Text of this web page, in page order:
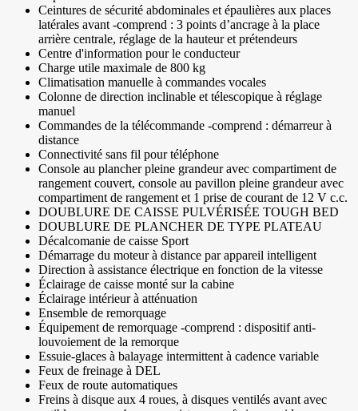
Ceintures de sécurité abdominales et épaulières aux places
latérales avant -comprend : 3 points d’ancrage à la place
arrière centrale, réglage de la hauteur et prétendeurs
Centre d'information pour le conducteur
Charge utile maximale de 800 kg
Climatisation manuelle à commandes vocales
Colonne de direction inclinable et télescopique à réglage
manuel
Commandes de la télécommande -comprend : démarreur à
distance
Connectivité sans fil pour téléphone
Console au plancher pleine grandeur avec compartiment de
rangement couvert, console au pavillon pleine grandeur avec
compartiment de rangement et 1 prise de courant de 12 V c.c.
DOUBLURE DE CAISSE PULVÉRISÉE TOUGH BED
DOUBLURE DE PLANCHER DE TYPE PLATEAU
Décalcomanie de caisse Sport
Démarrage du moteur à distance par appareil intelligent
Direction à assistance électrique en fonction de la vitesse
Éclairage de caisse monté sur la cabine
Éclairage intérieur à atténuation
Ensemble de remorquage
Équipement de remorquage -comprend : dispositif anti-
louvoiement de la remorque
Essuie-glaces à balayage intermittent à cadence variable
Feux de freinage à DEL
Feux de route automatiques
Freins à disque aux 4 roues, à disques ventilés avant avec